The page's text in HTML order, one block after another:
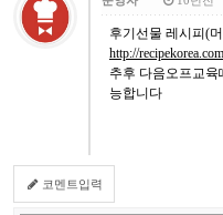
후기선물 레시피(
http://
추후 다음오프교
능합니다
코멘트입력